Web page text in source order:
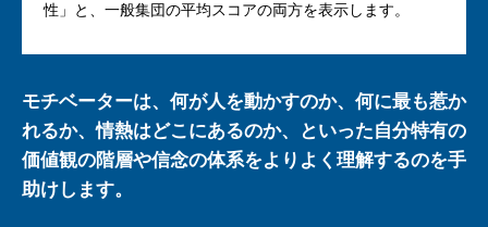
性」と、一般集団の平均スコアの両方を表示します。
モチベーターは、何が人を動かすのか、何に最も惹か
れるか、情熱はどこにあるのか、といった自分特有の
価値観の階層や信念の体系をよりよく理解するのを手
助けします。